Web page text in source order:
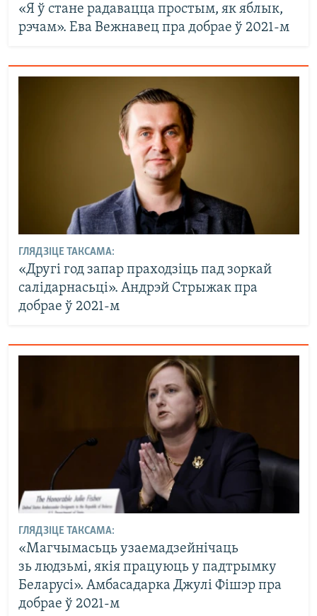
«Я ў стане радавацца простым, як яблык,
рэчам». Ева Вежнавец пра добрае ў 2021-м
ГЛЯДЗІЦЕ ТАКСАМА:
«Другі год запар праходзіць пад зоркай
салідарнасьці». Андрэй Стрыжак пра
добрае ў 2021-м
ГЛЯДЗІЦЕ ТАКСАМА:
«Магчымасьць узаемадзейнічаць
зь людзьмі, якія працуюць у падтрымку
Беларусі». Амбасадарка Джулі Фішэр пра
добрае ў 2021-м